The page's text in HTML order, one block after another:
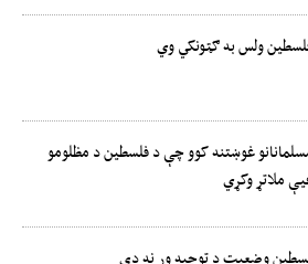
ولس به ګټونکي وي
غوښتنه کوو چې د فلسطین د مظلومو
ملاتړ وکړي
وضعیت د توجیه وړ نه دی